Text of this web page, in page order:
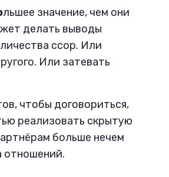
льшее значение, чем они
делать выводы
ссор. Или
Или затевать
чтобы договориться,
реализовать скрытую
больше нечем
отношений.